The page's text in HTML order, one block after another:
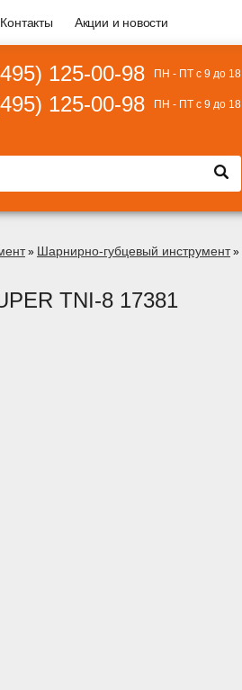
Контакты Акции и новости
125-00-98 ПН - ПТ с 9 до 18
125-00-98 ПН - ПТ с 9 до 18
» Шарнирно-губцевый инструмент»
TNI-8 17381